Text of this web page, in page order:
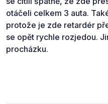
otáčeli celkem 3 auta.
protože je zde retardér
se opět rychle rozjedou.
procházku.